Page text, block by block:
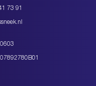
73 91